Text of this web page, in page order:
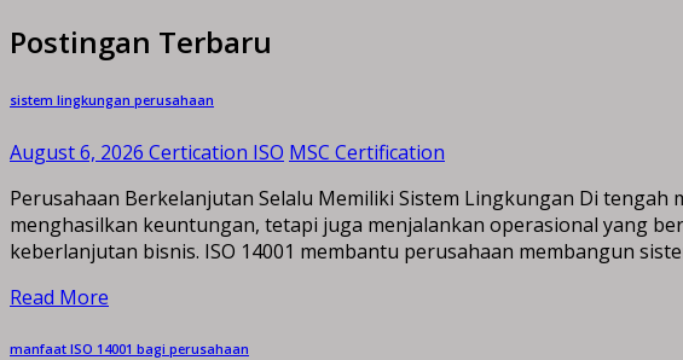
Postingan Terbaru
sistem lingkungan perusahaan
August 6, 2026 Certication ISO MSC Certification
Perusahaan Berkelanjutan Selalu Memiliki Sistem Lingkungan Di
menghasilkan keuntungan, tetapi juga menjalankan operasional yang
keberlanjutan bisnis. ISO 14001 membantu perusahaan membangun
Read More
manfaat ISO 14001 bagi perusahaan